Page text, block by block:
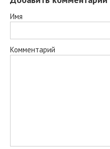
Имя
Комментарий